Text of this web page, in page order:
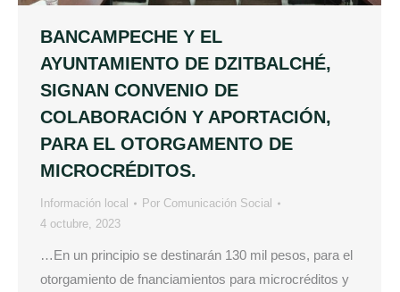
BANCAMPECHE Y EL
AYUNTAMIENTO DE DZITBALCHÉ,
SIGNAN CONVENIO DE
COLABORACIÓN Y APORTACIÓN,
PARA EL OTORGAMENTO DE
MICROCRÉDITOS.
Información local Por Comunicación Social
4 octubre, 2023
…En un principio se destinarán 130 mil pesos, para el
otorgamiento de fnanciamientos para microcréditos y